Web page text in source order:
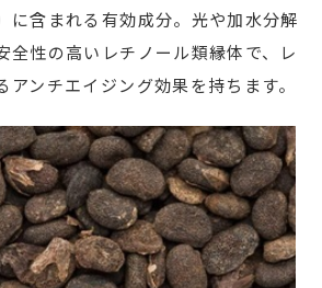
に含まれる有効成分。光や加水分解
全性の高いレチノール類縁体で、レ
アンチエイジング効果を持ちます。